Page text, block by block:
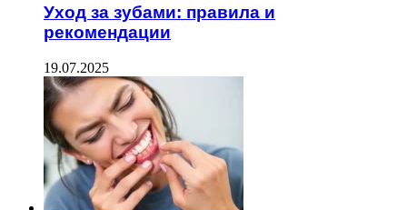
Уход за зубами: правила и
рекомендации
19.07.2025